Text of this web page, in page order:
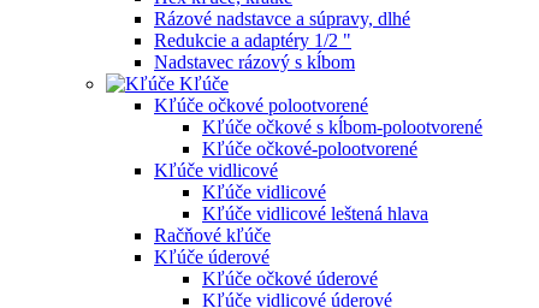
Rázové nadstavce a súpravy, dlhé
Redukcie a adaptéry 1/2 "
Nadstavec rázový s kĺbom
Kľúče
Kľúče očkové polootvorené
Kľúče očkové s kĺbom-polootvorené
Kľúče očkové-polootvorené
Kľúče vidlicové
Kľúče vidlicové
Kľúče vidlicové leštená hlava
Račňové kľúče
Kľúče úderové
Kľúče očkové úderové
Kľúče vidlicové úderové